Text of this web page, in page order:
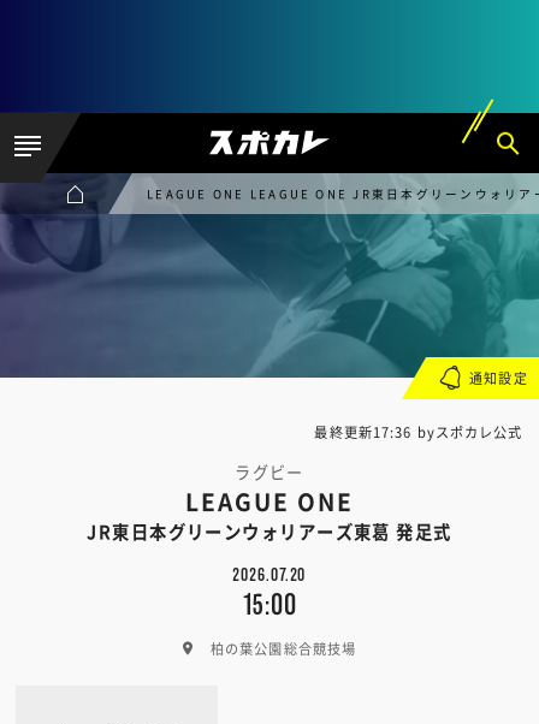
LEAGUE ONE LEAGUE ONE JR東日本グリーンウォリア
最終更新17:36 byスポカレ公式
ラグビー
LEAGUE ONE
JR東日本グリーンウォリアーズ東葛 発足式
2026.07.20
15:00
柏の葉公園総合競技場
通知設定